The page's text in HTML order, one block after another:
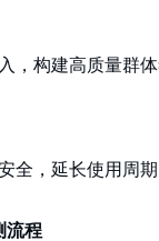
，构建高质量群
全，延长使用周
流程